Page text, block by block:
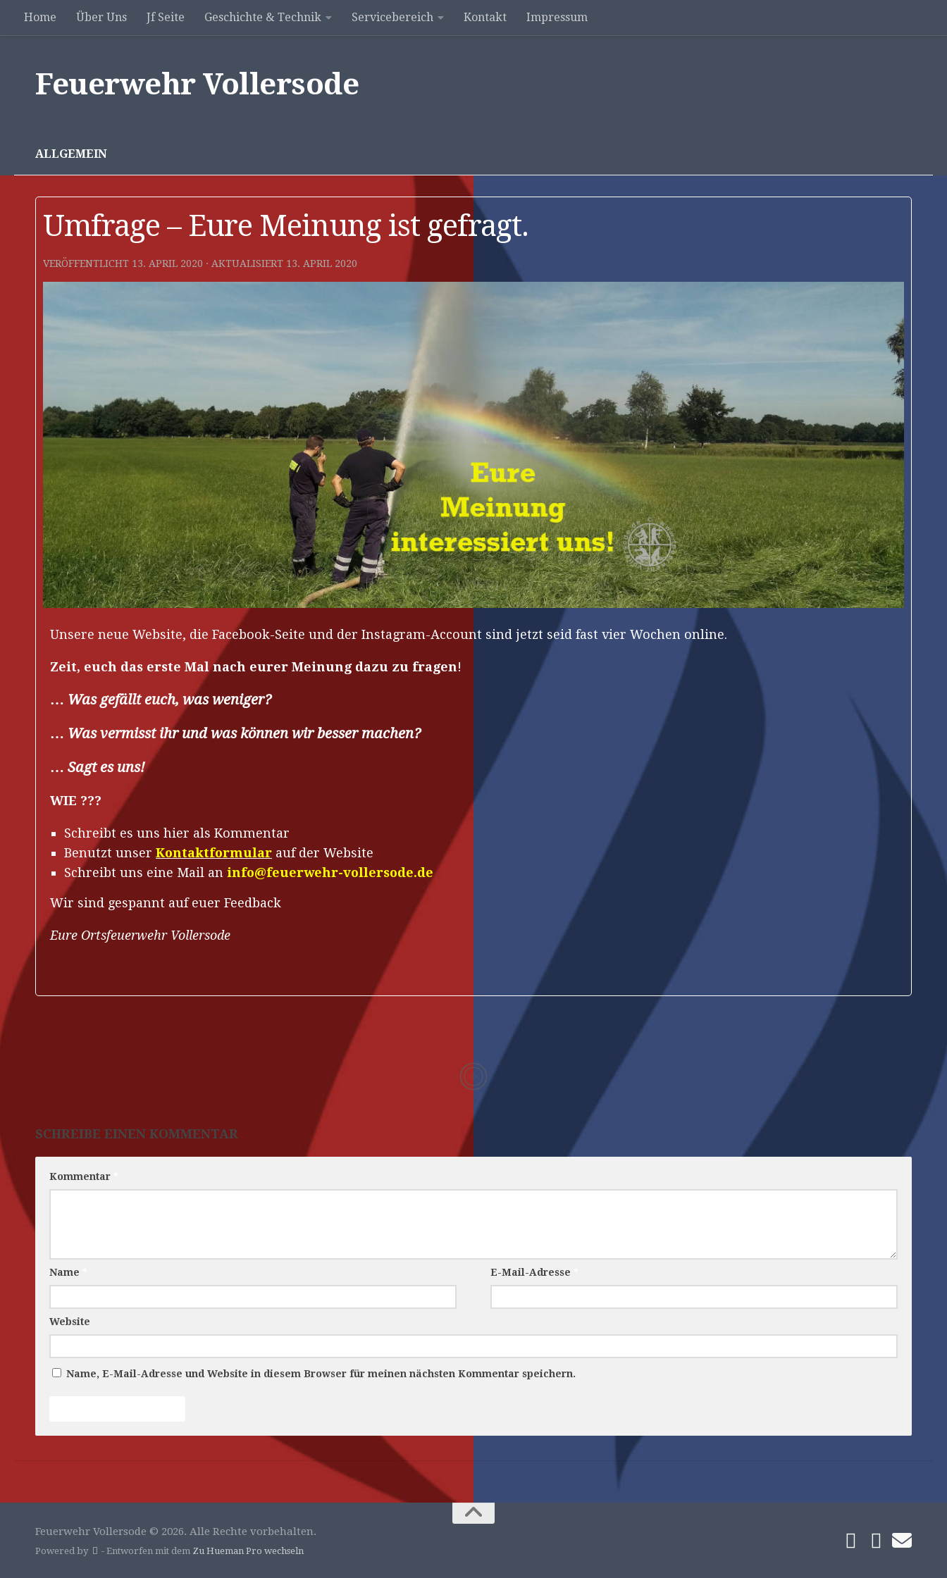
Unter dem Inhalt
Home Über Uns Jf Seite Geschichte & Technik Servicebereich Kontakt Impressum
Feuerwehr Vollersode
ALLGEMEIN
Umfrage – Eure Meinung ist gefragt.
VERÖFFENTLICHT 13. APRIL 2020 · AKTUALISIERT 13. APRIL 2020
Unsere neue Website, die Facebook-Seite und der Instagram-Account sind jetzt seid fast vier Wochen online.
Zeit, euch das erste Mal nach eurer Meinung dazu zu fragen!
… Was gefällt euch, was weniger?
… Was vermisst ihr und was können wir besser machen?
… Sagt es uns!
WIE ???
Schreibt es uns hier als Kommentar
Benutzt unser Kontaktformular auf der Website
Schreibt uns eine Mail an info@feuerwehr-vollersode.de
Wir sind gespannt auf euer Feedback
Eure Ortsfeuerwehr Vollersode
SCHREIBE EINEN KOMMENTAR
Kommentar
Name E-Mail-Adresse
Website
Name, E-Mail-Adresse und Website in diesem Browser für meinen nächsten Kommentar speichern.
Feuerwehr Vollersode © 2026. Alle Rechte vorbehalten.
Powered by - Entworfen mit dem Zu Hueman Pro wechseln